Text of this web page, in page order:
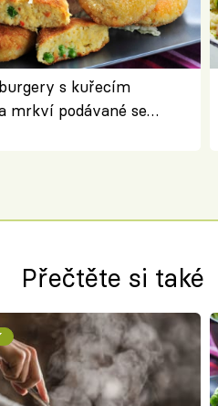
s kuřecím
mrkví podávané se
Přečtěte si také